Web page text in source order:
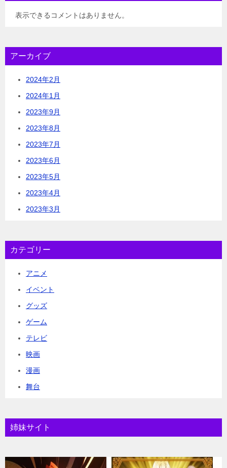
表示できるコメントはありません。
アーカイブ
2024年2月
2024年1月
2023年9月
2023年8月
2023年7月
2023年6月
2023年5月
2023年4月
2023年3月
カテゴリー
アニメ
イベント
グッズ
ゲーム
テレビ
映画
漫画
舞台
姉妹サイト